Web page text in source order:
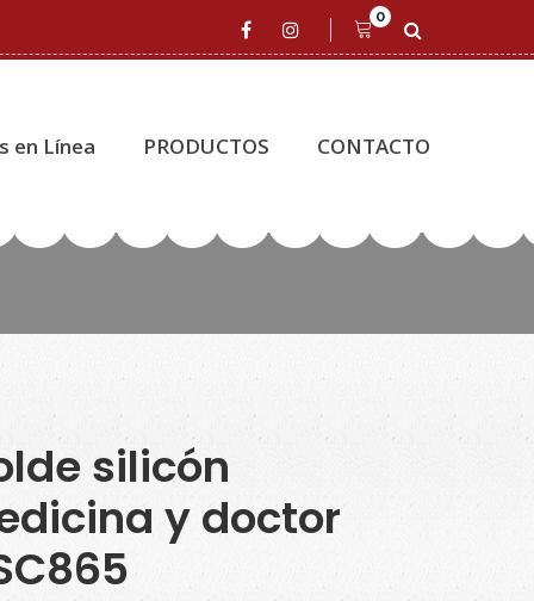
0
en Línea PRODUCTOS CONTACTO
silicón
y doctor